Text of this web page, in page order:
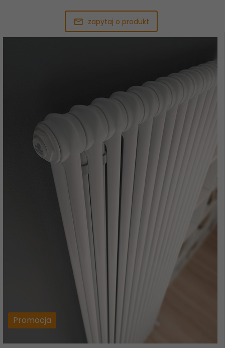
zapytaj o produkt
Promocja